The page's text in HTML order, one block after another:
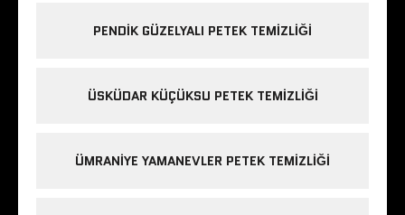
PENDIK GÜZELYALI PETEK TEMIZLIĞI
ÜSKÜDAR KÜÇÜKSU PETEK TEMIZLIĞI
ÜMRANIYE YAMANEVLER PETEK TEMIZLIĞI